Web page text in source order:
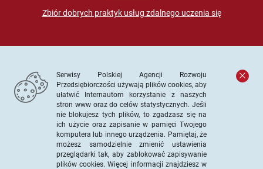
Zbiór dobrych praktyk usług zdalnego uczenia się
© PARP. Wszelkie prawa zastrzeżone
Projekt współfinansowany ze środków Unii Europejskiej w
Serwisy Polskiej Agencji Rozwoju
Przedsiębiorczości używają plików cookies, aby
ułatwić Internautom korzystanie z naszych
stron www oraz do celów statystycznych. Jeśli
nie blokujesz tych plików, to zgadzasz się na
ich użycie oraz zapisanie w pamięci Twojego
komputera lub innego urządzenia. Pamiętaj, że
możesz samodzielnie zmienić ustawienia
przeglądarki tak, aby zablokować zapisywanie
plików cookies. Więcej informacji znajdziesz w